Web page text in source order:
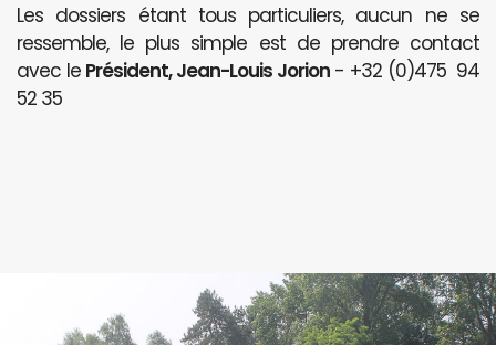
Les dossiers étant tous particuliers, aucun ne se
ressemble, le plus simple est de prendre contact
avec le Président, Jean-Louis Jorion- +32 (0)475 94
52 35